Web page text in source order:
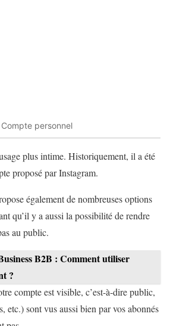
Compte personnel
plus intime. Historiquement, il a été
proposé par Instagram.
également de nombreuses options
qu’il y a aussi la possibilité de rendre
au public.
B2B : Comment utiliser
?
compte est visible, c’est-à-dire public,
etc.) sont vus aussi bien par vos abonnés